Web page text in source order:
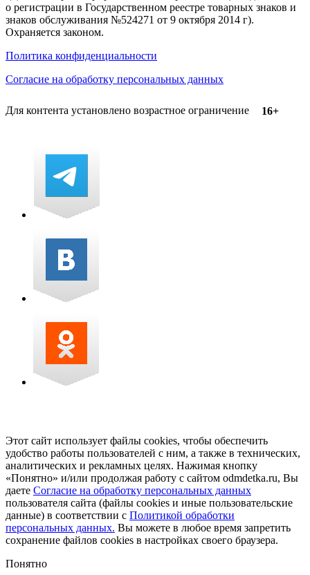
о регистрации в Государственном реестре товарных знаков и
знаков обслуживания №524271 от 9 октября 2014 г).
Охраняется законом.
Политика конфиденциальности
Согласие на обработку персональных данных
Для контента установлено возрастное ограничение 16+
Этот сайт использует файлы cookies, чтобы обеспечить
удобство работы пользователей с ним, а также в технических,
аналитических и рекламных целях. Нажимая кнопку
«Понятно» и/или продолжая работу с сайтом odmdetka.ru, Вы
даете Согласие на обработку персональных данных
пользователя сайта (файлы cookies и иные пользовательские
данные) в соответствии с Политикой обработки
персональных данных. Вы можете в любое время запретить
сохранение файлов cookies в настройках своего браузера.
Понятно